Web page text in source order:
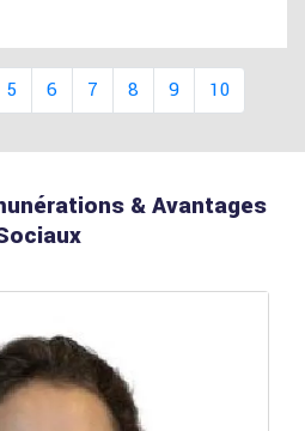
5 6 7 8 9 10
& Avantages